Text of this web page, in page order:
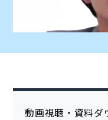
動画視聴・資料ダ